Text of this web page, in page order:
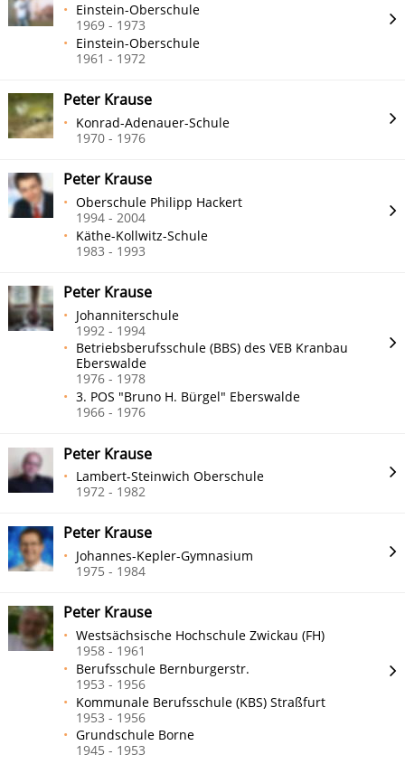
Einstein-Oberschule
1969 - 1973
Einstein-Oberschule
1961 - 1972
Peter Krause
Konrad-Adenauer-Schule
1970 - 1976
Peter Krause
Oberschule Philipp Hackert
1994 - 2004
Käthe-Kollwitz-Schule
1983 - 1993
Peter Krause
Johanniterschule
1992 - 1994
Betriebsberufsschule (BBS) des VEB Kranbau
Eberswalde
1976 - 1978
3. POS "Bruno H. Bürgel" Eberswalde
1966 - 1976
Peter Krause
Lambert-Steinwich Oberschule
1972 - 1982
Peter Krause
Johannes-Kepler-Gymnasium
1975 - 1984
Peter Krause
Westsächsische Hochschule Zwickau (FH)
1958 - 1961
Berufsschule Bernburgerstr.
1953 - 1956
Kommunale Berufsschule (KBS) Straßfurt
1953 - 1956
Grundschule Borne
1945 - 1953